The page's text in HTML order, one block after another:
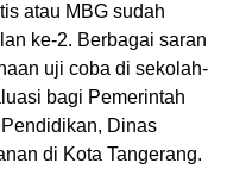
atau MBG sudah
ke-2. Berbagai saran
uji coba di sekolah-
bagi Pemerintah
Dinas
di Kota Tangerang.